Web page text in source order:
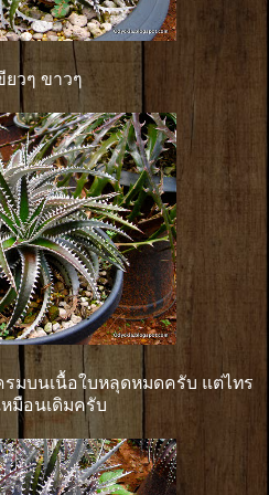
ยวๆ ขาวๆ
มบนเนื้อใบหลุดหมดครับ แต่ไทร
มือนเดิมครับ